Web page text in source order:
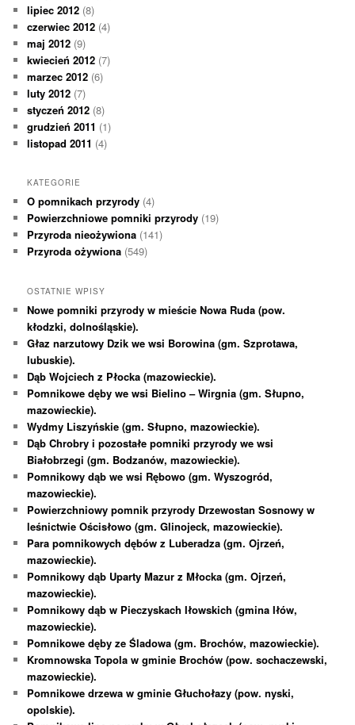
lipiec 2012 (8)
czerwiec 2012 (4)
maj 2012 (9)
kwiecień 2012 (7)
marzec 2012 (6)
luty 2012 (7)
styczeń 2012 (8)
grudzień 2011 (1)
listopad 2011 (4)
KATEGORIE
O pomnikach przyrody (4)
Powierzchniowe pomniki przyrody (19)
Przyroda nieożywiona (141)
Przyroda ożywiona (549)
OSTATNIE WPISY
Nowe pomniki przyrody w mieście Nowa Ruda (pow.
kłodzki, dolnośląskie).
Głaz narzutowy Dzik we wsi Borowina (gm. Szprotawa,
lubuskie).
Dąb Wojciech z Płocka (mazowieckie).
Pomnikowe dęby we wsi Bielino – Wirgnia (gm. Słupno,
mazowieckie).
Wydmy Liszyńskie (gm. Słupno, mazowieckie).
Dąb Chrobry i pozostałe pomniki przyrody we wsi
Białobrzegi (gm. Bodzanów, mazowieckie).
Pomnikowy dąb we wsi Rębowo (gm. Wyszogród,
mazowieckie).
Powierzchniowy pomnik przyrody Drzewostan Sosnowy w
leśnictwie Ościsłowo (gm. Glinojeck, mazowieckie).
Para pomnikowych dębów z Luberadza (gm. Ojrzeń,
mazowieckie).
Pomnikowy dąb Uparty Mazur z Młocka (gm. Ojrzeń,
mazowieckie).
Pomnikowy dąb w Pieczyskach Iłowskich (gmina Iłów,
mazowieckie).
Pomnikowe dęby ze Śladowa (gm. Brochów, mazowieckie).
Kromnowska Topola w gminie Brochów (pow. sochaczewski,
mazowieckie).
Pomnikowe drzewa w gminie Głuchołazy (pow. nyski,
opolskie).